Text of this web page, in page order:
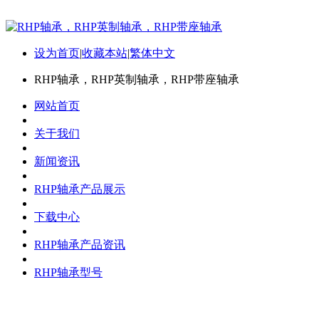
设为首页|收藏本站|繁体中文
RHP轴承，RHP英制轴承，RHP带座轴承
网站首页
关于我们
新闻资讯
RHP轴承产品展示
下载中心
RHP轴承产品资讯
RHP轴承型号